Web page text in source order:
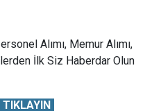
Alımı, Memur Alımı,
İlk Siz Haberdar Olun
TIKLAYIN